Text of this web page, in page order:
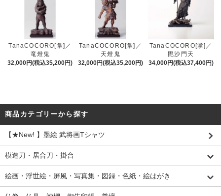
TanaCOCORO[掌]／
竜燈鬼
32,000円(税込35,200円)
TanaCOCORO[掌]／
天燈鬼
32,000円(税込35,200円)
TanaCOCORO[掌]／
毘沙門天
34,000円(税込37,400円)
商品カテゴリーから探す
【★New! 】墨絵 武将画Tシャツ
模造刀・居合刀・掛台
絵画・浮世絵・屏風・写真集・図録・色紙・絵はがき